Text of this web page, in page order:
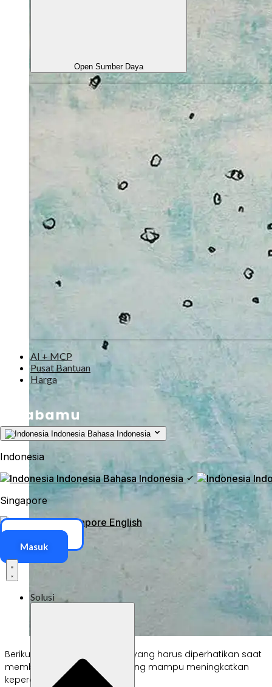
Open Sumber Daya
AI + MCP
Pusat Bantuan
Harga
Indonesia Bahasa Indonesia
Indonesia
Indonesia Bahasa Indonesia
Singapore
Singapore English
Masuk
Solusi
Berikut adalah beberapa hal yang harus diperhatikan saat
membuat konten promosi yang mampu meningkatkan
kepercayaan pelanggan.